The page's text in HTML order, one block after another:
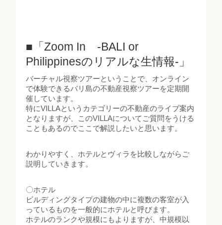
■「Zoom In -BALI or
Philippinesのリアルな生情報-」
バーチャル視察ツアーということで、オンライン
で体験できるバリ島の不動産視察ツアーを定期開
催しています。
特にVILLAというカテゴリーの不動産のライブ案内
となりますが、このVILLAについてご質問をうける
こともあるのでここで解説したいと思います。
わかりやすく、ホテルとヴィラを比較しながらご
説明していきます。
〇ホテル
ビルディングタイプの建物の中に複数の客室が入
っているものを一般的にホテルと呼びます。
ホテルのランクや規模にもよりますが、中規模以